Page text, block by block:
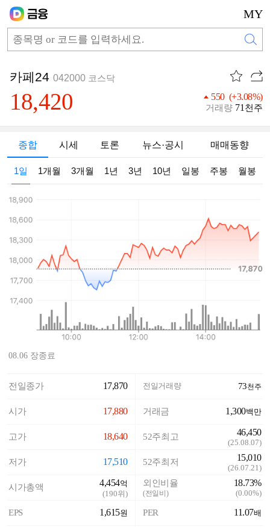
MY
카페24 042000 코스닥
18,420 550 (+3.08%)
거래량 71 천주
종합 시세 토론 뉴스·공시 매매동향
1일 1개월 3개월 1년 3년 10년 일봉 주봉 월봉
08.06 장종료
전일종가 17,870
시가 17,880
고가 18,640
저가 17,510
시가총액 4,454억
(190위)
EPS 1,615원
전일거래량 73천주
거래금 1,300백만
52주최고 46,450
(25.08.07)
52주최저 15,010
(26.07.21)
외인비율
(전일비)
18.73%
(0.00%)
PER 11.07배